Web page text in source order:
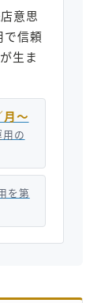
意思
で信頼
生ま
〜
用の
を第